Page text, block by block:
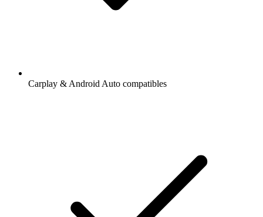
Carplay & Android Auto compatibles